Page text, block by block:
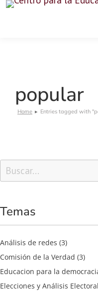
popular
You are here:
Home Entries tagged with
Temas
Análisis de redes (3)
Comisión de la Verdad (3)
Educacion para la
Elecciones y Análisis Electoral